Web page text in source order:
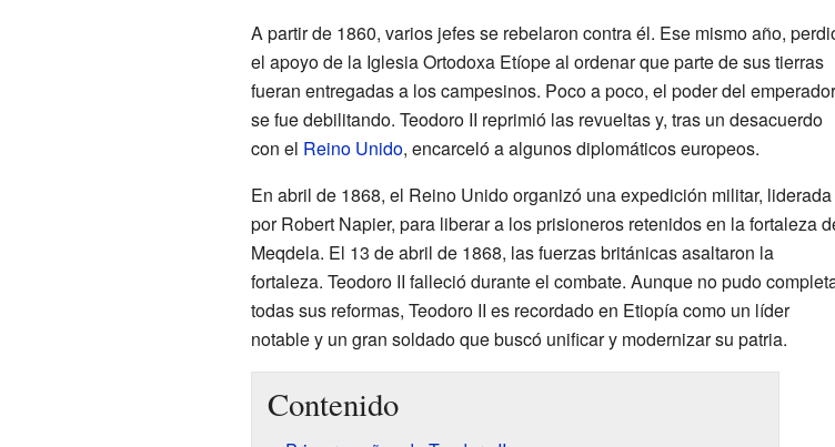
A partir de 1860, varios jefes se rebelaron contra él. Ese mismo año,
el apoyo de la Iglesia Ortodoxa Etíope al ordenar que parte de sus tierras
fueran entregadas a los campesinos. Poco a poco, el poder del emperador
se fue debilitando. Teodoro II reprimió las revueltas y, tras un desacuerdo
con el Reino Unido, encarceló a algunos diplomáticos europeos.
En abril de 1868, el Reino Unido organizó una expedición militar, liderada
por Robert Napier, para liberar a los prisioneros retenidos en la fortaleza
Meqdela. El 13 de abril de 1868, las fuerzas británicas asaltaron la
fortaleza. Teodoro II falleció durante el combate. Aunque no pudo
todas sus reformas, Teodoro II es recordado en Etiopía como un líder
notable y un gran soldado que buscó unificar y modernizar su patria.
Contenido